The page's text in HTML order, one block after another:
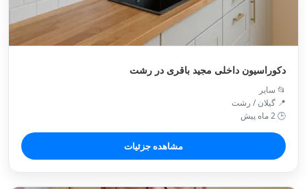
دکوراسیون داخلی مجید باقری در رشت
📂 سایر
📍 گیلان / رشت
🕒 2 ماه پیش
مشاهده جزئیات